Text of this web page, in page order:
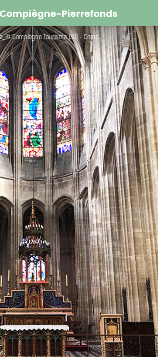
Pierrefonds
Église Saint-Antoine_© Compiègne Tourisme (30) - Compiègne Tourisme